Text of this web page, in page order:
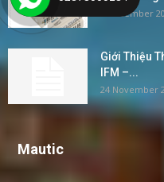
4 December
Giới Thiệu
IFM –...
24 November
Mautic